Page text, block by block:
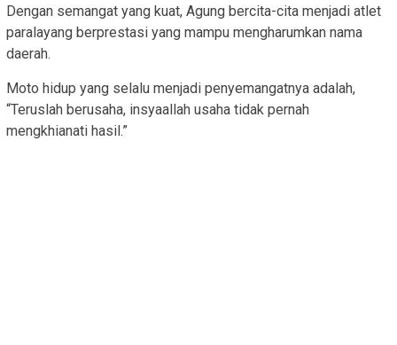
Dengan semangat yang kuat, Agung bercita-cita menjadi atlet
paralayang berprestasi yang mampu mengharumkan nama
daerah.
Moto hidup yang selalu menjadi penyemangatnya adalah,
“Teruslah berusaha, insyaallah usaha tidak pernah
mengkhianati hasil.”